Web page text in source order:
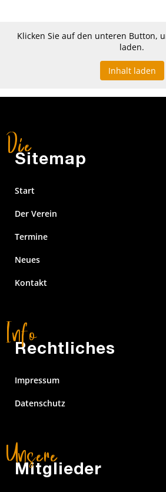
Klicken Sie auf den unteren Button,
laden.
Inhalt laden
Sitemap
Start
Der Verein
Termine
Neues
Kontakt
Rechtliches
Impressum
Datenschutz
Mitglieder